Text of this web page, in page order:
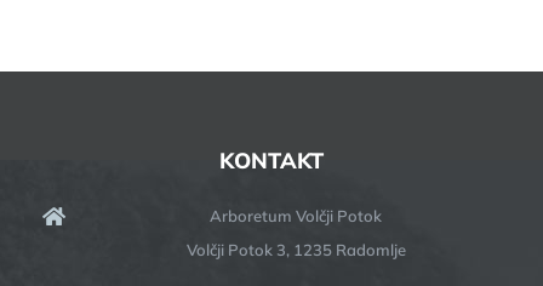
KONTAKT
Arboretum Volčji Potok
Volčji Potok 3, 1235 Radomlje